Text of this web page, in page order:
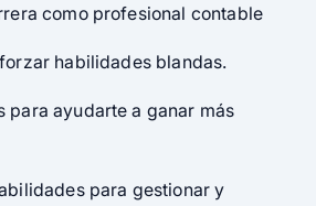
como profesional contable
habilidades blandas.
para ayudarte a ganar más
para gestionar y